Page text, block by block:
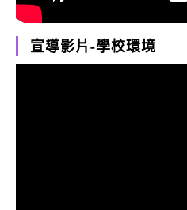
宣導影片-學校環境